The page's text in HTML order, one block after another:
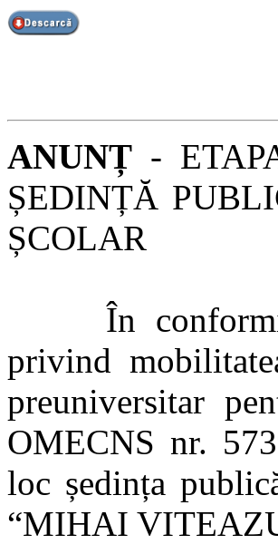
ANUNȚ -
ȘEDINȚĂ
ȘCOLAR
În
privind
preuniversitar
OMECNS nr.
loc ședința
“MIHAI